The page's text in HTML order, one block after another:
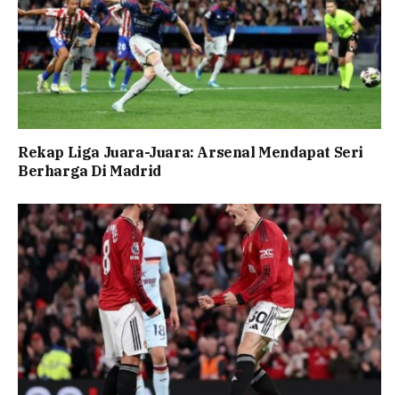
Rekap Liga Juara-Juara: Arsenal Mendapat Seri
Berharga Di Madrid